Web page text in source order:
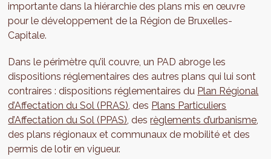
importante dans la hiérarchie des plans mis en œuvre
pour le développement de la Région de Bruxelles-
Capitale.
Dans le périmètre qu’il couvre, un PAD abroge les
dispositions réglementaires des autres plans qui lui sont
contraires : dispositions réglementaires du Plan Régional
d’Affectation du Sol (PRAS), des Plans Particuliers
d’Affectation du Sol (PPAS), desrèglements d’urbanisme,
des plans régionaux et communaux de mobilité et des
permis de lotir en vigueur.